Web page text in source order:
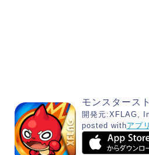
モンスタース
開発元:XFLAG,
posted withアプ